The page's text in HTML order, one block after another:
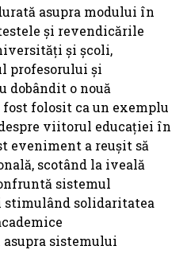
asupra modului în
și revendicările
și școli,
profesorului și
dobândit o nouă
folosit ca un exemplu
viitorul educației în
eveniment a reușit să
scotând la iveală
sistemul
stimulând solidaritatea
sistemului